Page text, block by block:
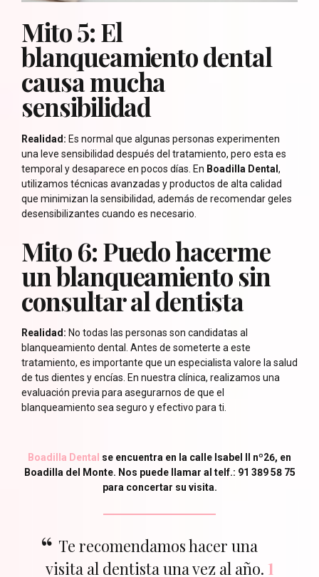
Mito 5: El
blanqueamiento dental
causa mucha
sensibilidad
Realidad: Es normal que algunas personas experimenten
una leve sensibilidad después del tratamiento, pero esta es
temporal y desaparece en pocos días. En Boadilla Dental,
utilizamos técnicas avanzadas y productos de alta calidad
que minimizan la sensibilidad, además de recomendar geles
desensibilizantes cuando es necesario.
Mito 6: Puedo hacerme
un blanqueamiento sin
consultar al dentista
Realidad: No todas las personas son candidatas al
blanqueamiento dental. Antes de someterte a este
tratamiento, es importante que un especialista valore la salud
de tus dientes y encías. En nuestra clínica, realizamos una
evaluación previa para asegurarnos de que el
blanqueamiento sea seguro y efectivo para ti.
Boadilla Dental se encuentra en la calle Isabel II nº26, en
Boadilla del Monte. Nos puede llamar al telf.: 91 389 58 75
para concertar su visita.
Te recomendamos hacer una
visita al dentista una vez al año. 1